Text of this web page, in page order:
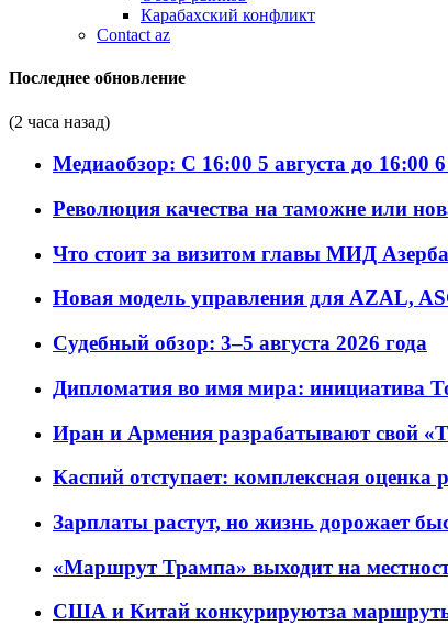
Карабахский конфликт
Contact az
Последнее обновление
(2 часа назад)
Медиаобзор: С 16:00 5 августа до 16:00 6
Революция качества на таможне или
Что стоит за визитом главы МИД
Новая модель управления для AZAL,
Судебный обзор: 3–5 августа 2026 года
Дипломатия во имя мира: инициатива
Иран и Армения разрабатывают свой
Каспий отступает: комплексная оценка
Зарплаты растут, но жизнь дорожает
«Маршрут Трампа» выходит на
США и Китай конкурируютза